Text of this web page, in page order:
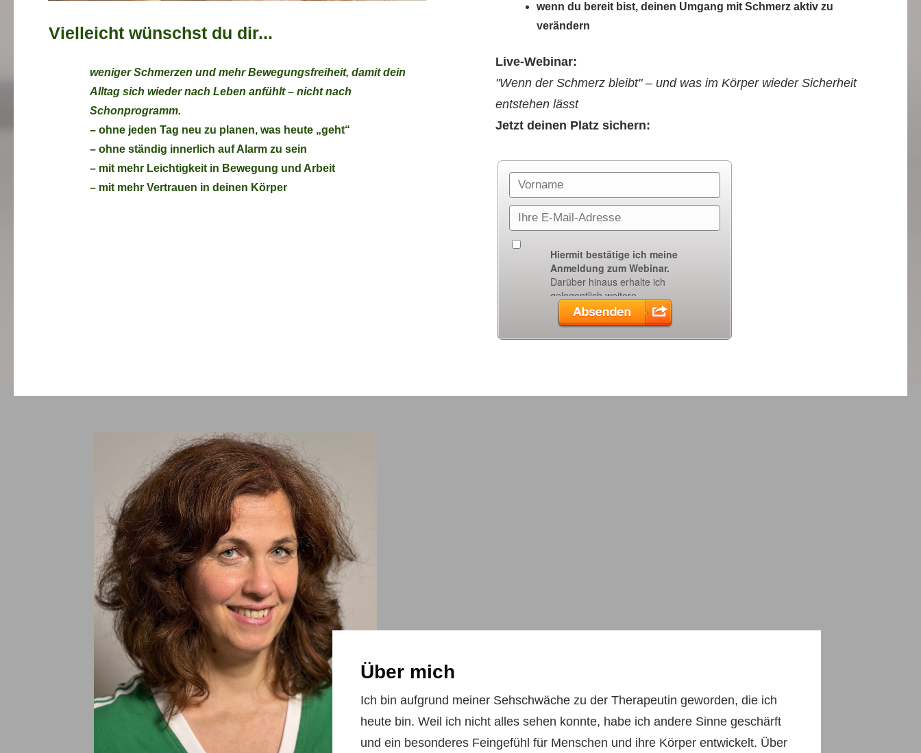
wenn du bereit bist, deinen Umgang mit Schmerz aktiv zu
verändern
Live-Webinar:
"Wenn der Schmerz bleibt" – und was im Körper wieder Sicherheit
entstehen lässt
Jetzt deinen Platz sichern:
Vielleicht wünschst du dir...
weniger Schmerzen und mehr Bewegungsfreiheit, damit dein
Alltag sich wieder nach Leben anfühlt – nicht nach
Schonprogramm.
– ohne jeden Tag neu zu planen, was heute „geht“
– ohne ständig innerlich auf Alarm zu sein
– mit mehr Leichtigkeit in Bewegung und Arbeit
– mit mehr Vertrauen in deinen Körper
Über mich
Ich bin aufgrund meiner Sehschwäche zu der Therapeutin geworden, die ich
heute bin. Weil ich nicht alles sehen konnte, habe ich andere Sinne geschärft
und ein besonderes Feingefühl für Menschen und ihre Körper entwickelt. Über